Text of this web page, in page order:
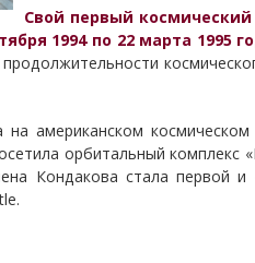
Свой первый космический
1994 по 22 марта
на американском
орбитальный
Кондакова стала первой